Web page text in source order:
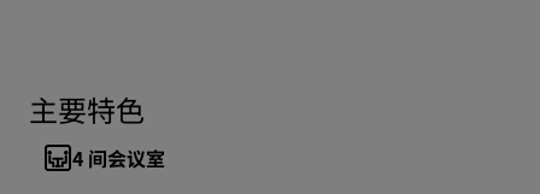
主要特色
4 间会议室